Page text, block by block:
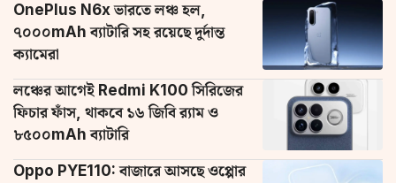
OnePlus N6x ভারতে লঞ্চ হল,
৭০০০mAh ব্যাটারি সহ রয়েছে দুর্দান্ত
ক্যামেরা
লঞ্চের আগেই Redmi K100 সিরিজের
ফিচার ফাঁস, থাকবে ১৬ জিবি র‌্যাম ও
৮৫০০mAh ব্যাটারি
Oppo PYE110: বাজারে আসছে ওপ্পোর